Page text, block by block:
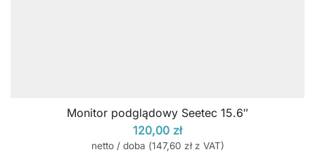
Monitor podglądowy Seetec 15.6″
120,00 zł
netto / doba (147,60 złz VAT)